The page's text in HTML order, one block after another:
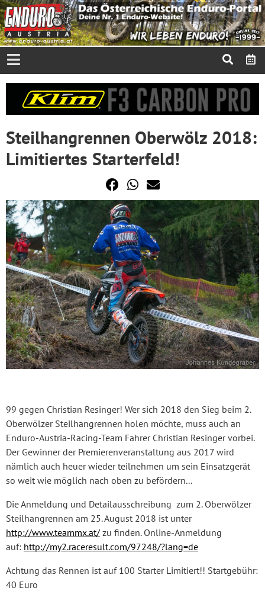
Steilhangrennen Oberwölz 2018:
Limitiertes Starterfeld!
99 gegen Christian Resinger! Wer sich 2018 den Sieg beim 2.
Oberwölzer Steilhangrennen holen möchte, muss auch an
Enduro-Austria-Racing-Team Fahrer Christian Resinger vorbei.
Der Gewinner der Premierenveranstaltung aus 2017 wird
nämlich auch heuer wieder teilnehmen um sein Einsatzgerät
so weit wie möglich nach oben zu befördern...
Die Anmeldung und Detailausschreibung zum 2. Oberwölzer
Steilhangrennen am 25. August 2018 ist unter
http://www.teammx.at/ zu finden. Online-Anmeldung
auf: http://my2.raceresult.com/97248/?lang=de
Achtung das Rennen ist auf 100 Starter Limitiert!! Startgebühr:
40 Euro